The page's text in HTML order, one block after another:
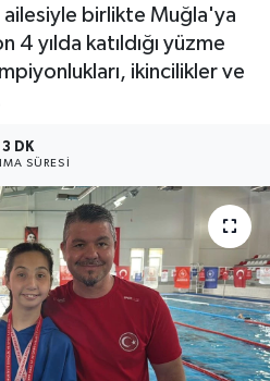
birlikte Muğla'ya
4 yılda katıldığı yüzme
ikincilikler ve
3 DK
SÜRESI